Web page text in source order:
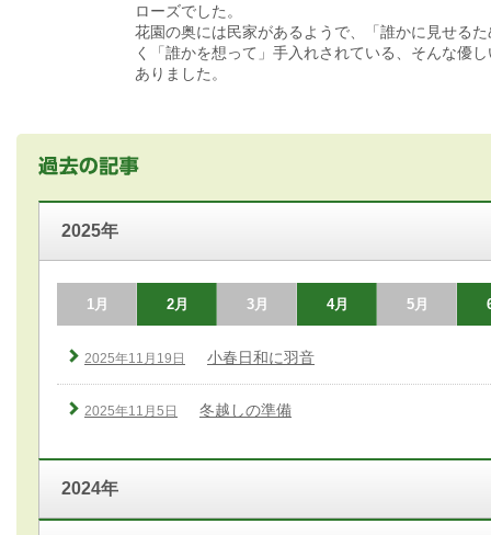
ローズでした。
花園の奥には民家があるようで、「誰かに見せる
く「誰かを想って」手入れされている、そんな優
ありました。
2025年
1月 2月 3月 4月 5月
2025年11月19日 小春日和に羽音
2025年11月5日 冬越しの準備
2024年